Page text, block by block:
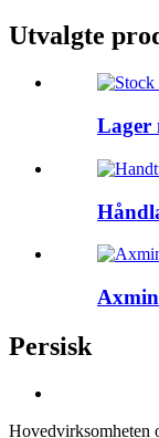
Utvalgte
Lager
Persisk
Hovedvirksomheten